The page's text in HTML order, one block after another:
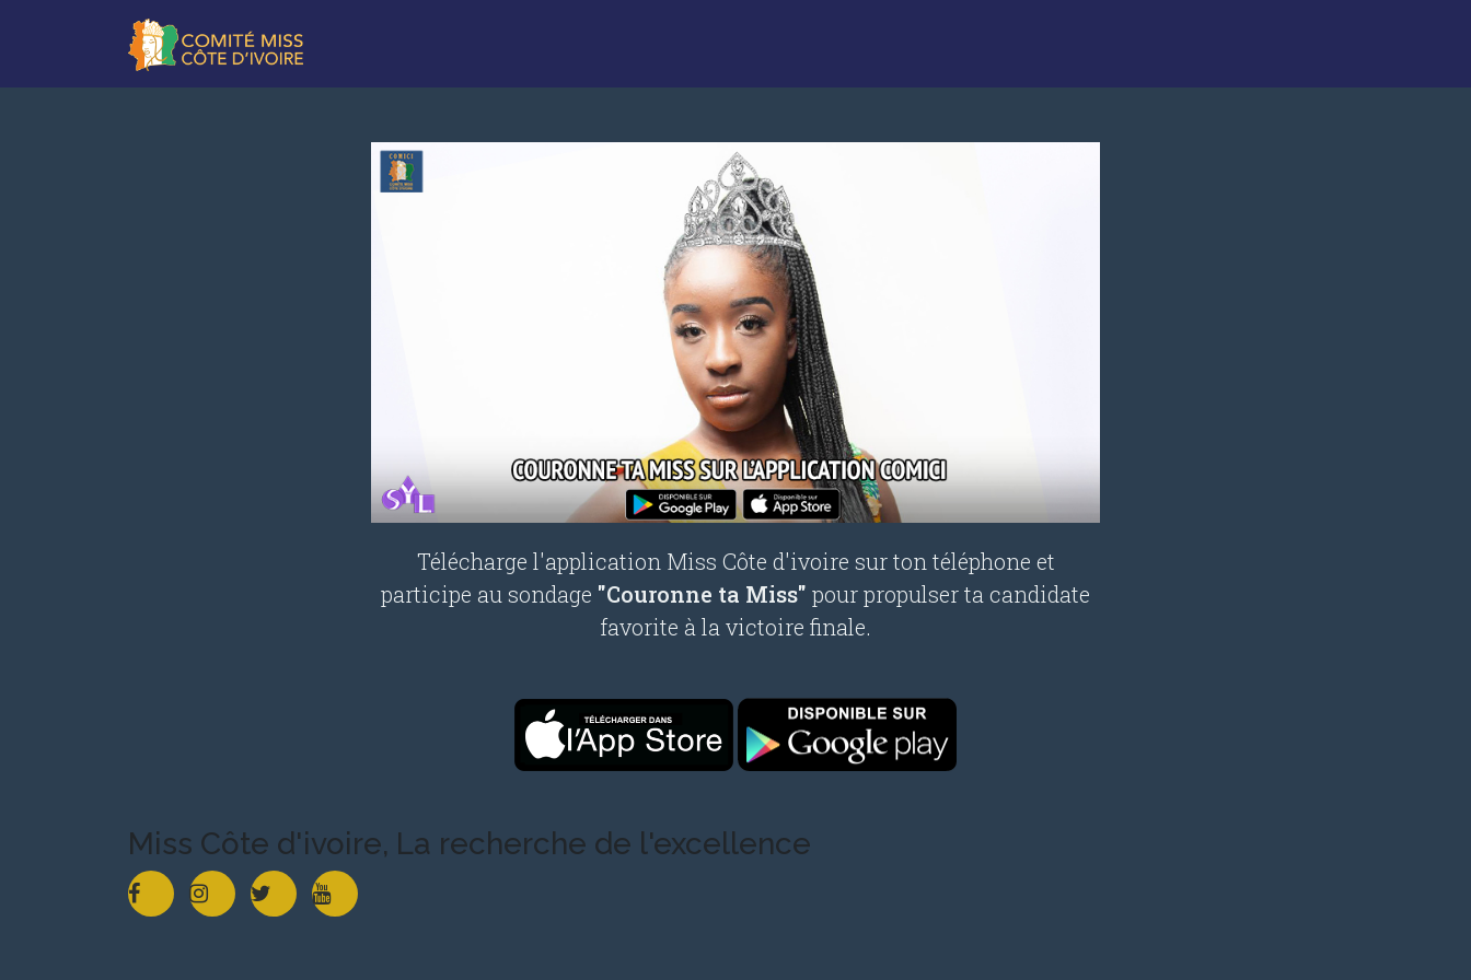
Télécharge l'application Miss Côte d'ivoire sur ton téléphone et
participe au sondage "Couronne ta Miss" pour propulser ta candidate
favorite à la victoire finale.
Miss Côte d'ivoire, La recherche de l'excellence